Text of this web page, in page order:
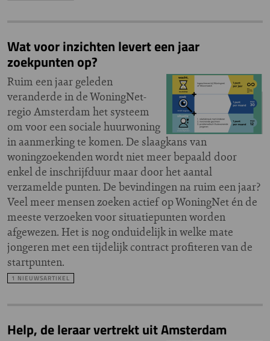
Wat voor inzichten levert een jaar
zoekpunten op?
Ruim een jaar geleden
veranderde in de WoningNet-
regio Amsterdam het systeem
om voor een sociale huurwoning
in aanmerking te komen. De slaagkans van
woningzoekenden wordt niet meer bepaald door
enkel de inschrijfduur maar door het aantal
verzamelde punten. De bevindingen na ruim een jaar?
Veel meer mensen zoeken actief op WoningNet én de
meeste verzoeken voor situatiepunten worden
afgewezen. Het is nog onduidelijk in welke mate
jongeren met een tijdelijk contract profiteren van de
startpunten.
1 NIEUWSARTIKEL
Help, de leraar vertrekt uit Amsterdam